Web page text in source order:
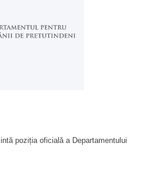
poziția oficială a Departamentului